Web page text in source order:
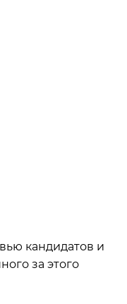
кандидатов и
за этого